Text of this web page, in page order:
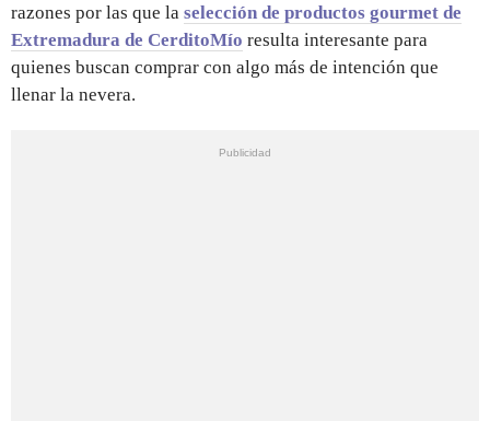
razones por las que la selección de productos gourmet de
Extremadura de CerditoMío resulta interesante para
quienes buscan comprar con algo más de intención que
llenar la nevera.